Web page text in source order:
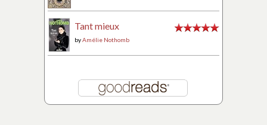
Tant mieux
byAmélie Nothomb